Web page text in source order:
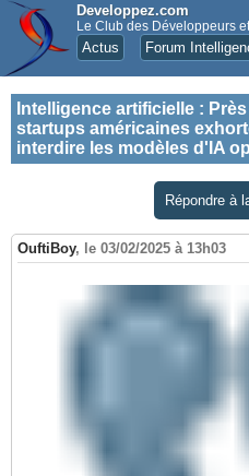
Developpez.com
Le Club des Développeurs
Actus Forum
Intelligence artificielle :
startups américaines
interdire les modèles d'IA
Répondre à
OuftiBoy, le 03/02/2025 à 13h03